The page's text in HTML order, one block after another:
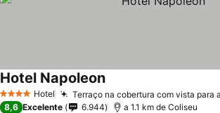
4 EstrelasHotel Terraço na cobertura com vista para
Hotel Napoleon
8,6 Excelente 6.944 a 1.1 km de Coliseu